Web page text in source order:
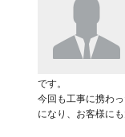
です。
今回も工事に携わ
になり、お客様に